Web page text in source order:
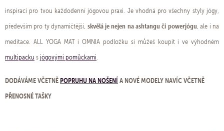
inspirací pro tvou každodenní jógovou praxi. Je vhodná pro všechny styly jógy,
především pro ty dynamičtější, skvělá je nejen na ashtangu či powerjógu, ale i na
meditace. ALL YOGA MAT i OMNIA podložku si můžeš koupit i ve výhodném
multipacku sjógovými pomůckami.
DODÁVÁME VČETNĚPOPRUHU NA NOŠENÍ A NOVÉ MODELY NAVÍC VČETNĚ
PŘENOSNÉ TAŠKY